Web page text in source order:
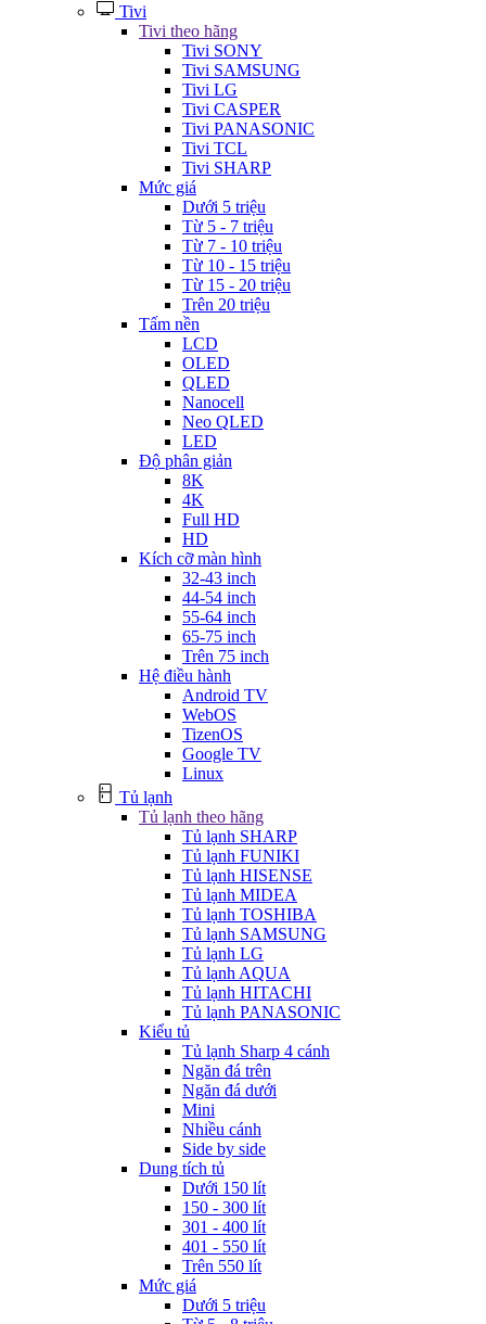
Tivi
Tivi theo hãng
Tivi SONY
Tivi SAMSUNG
Tivi LG
Tivi CASPER
Tivi PANASONIC
Tivi TCL
Tivi SHARP
Mức giá
Dưới 5 triệu
Từ 5 - 7 triệu
Từ 7 - 10 triệu
Từ 10 - 15 triệu
Từ 15 - 20 triệu
Trên 20 triệu
Tấm nền
LCD
OLED
QLED
Nanocell
Neo QLED
LED
Độ phân giản
8K
4K
Full HD
HD
Kích cỡ màn hình
32-43 inch
44-54 inch
55-64 inch
65-75 inch
Trên 75 inch
Hệ điều hành
Android TV
WebOS
TizenOS
Google TV
Linux
Tủ lạnh
Tủ lạnh theo hãng
Tủ lạnh SHARP
Tủ lạnh FUNIKI
Tủ lạnh HISENSE
Tủ lạnh MIDEA
Tủ lạnh TOSHIBA
Tủ lạnh SAMSUNG
Tủ lạnh LG
Tủ lạnh AQUA
Tủ lạnh HITACHI
Tủ lạnh PANASONIC
Kiểu tủ
Tủ lạnh Sharp 4 cánh
Ngăn đá trên
Ngăn đá dưới
Mini
Nhiều cánh
Side by side
Dung tích tủ
Dưới 150 lít
150 - 300 lít
301 - 400 lít
401 - 550 lít
Trên 550 lít
Mức giá
Dưới 5 triệu